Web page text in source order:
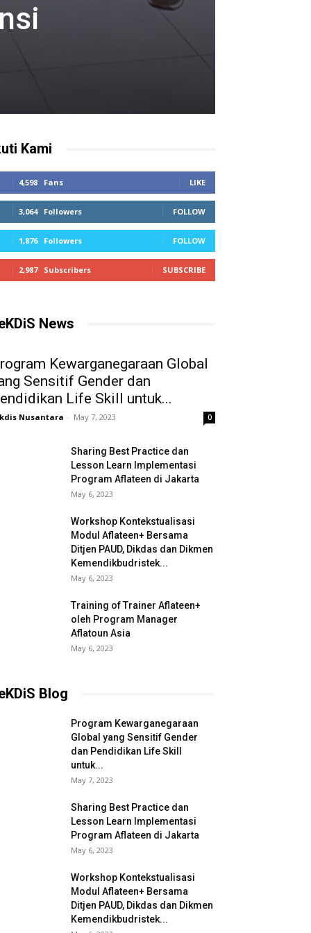
Kami
4,598 Fans LIKE
3,064 Followers FOLLOW
1,876 Followers FOLLOW
2,987 Subscribers SUBSCRIBE
News
Kewarganegaraan Global
Sensitif Gender dan
Life Skill untuk...
Nusantara - May 7, 2023 0
Sharing Best Practice dan
Lesson Learn Implementasi
Program Aflateen di Jakarta
May 6, 2023
Workshop Kontekstualisasi
Modul Aflateen+ Bersama
Ditjen PAUD, Dikdas dan Dikmen
Kemendikbudristek...
May 6, 2023
Training of Trainer Aflateen+
oleh Program Manager
Aflatoun Asia
May 6, 2023
Blog
Program Kewarganegaraan
Global yang Sensitif Gender
dan Pendidikan Life Skill
untuk...
May 7, 2023
Sharing Best Practice dan
Lesson Learn Implementasi
Program Aflateen di Jakarta
May 6, 2023
Workshop Kontekstualisasi
Modul Aflateen+ Bersama
Ditjen PAUD, Dikdas dan Dikmen
Kemendikbudristek...